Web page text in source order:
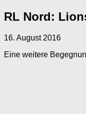
RL Nord:
16. August 2016
Eine weitere